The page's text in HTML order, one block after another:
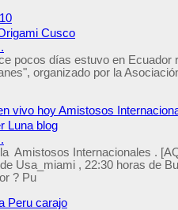
Cusco
pocos días estuvo en
organizado por la
vivo hoy Amistosos
Luna blog
Amistosos Internacionales .
Usa_miami , 22:30 horas de
? Pu
Peru carajo